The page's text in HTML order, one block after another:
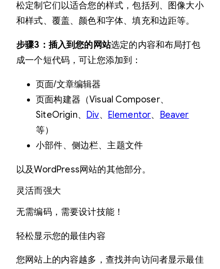
松定制它们以适合您的样式，包括列、图像大小
和样式、覆盖、颜色和字体、填充和边距等。
步骤3：插入到您的网站选定的内容和布局打包
成一个短代码，可让您添加到：
页面/文章编辑器
页面构建器（Visual Composer、
SiteOrigin、 Div、 Elementor、 Beaver
等）
小部件、侧边栏、主题文件
以及WordPress网站的其他部分。
灵活而强大
无需编码，需要设计技能！
轻松显示您的最佳内容
您网站上的内容越多，查找并向访问者显示最佳